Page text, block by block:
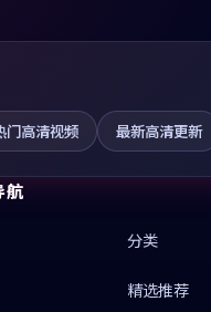
门高清视频 最新高清更新
航
分类
精选推荐